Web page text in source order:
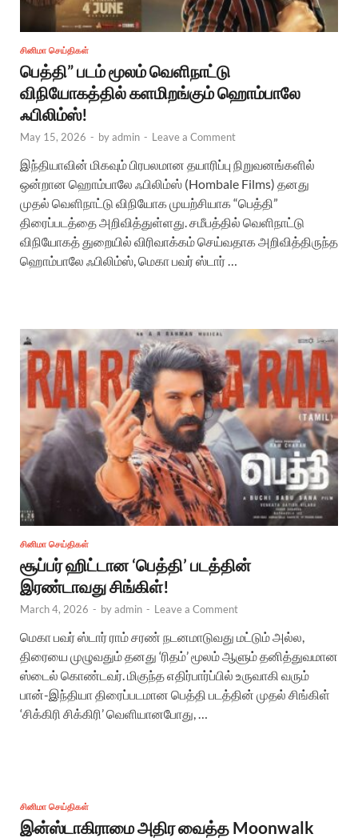
சினிமா செய்திகள்
பெத்தி” படம் மூலம் வெளிநாட்டு
விநியோகத்தில் களமிறங்கும் ஹொம்பாலே
ஃபிலிம்ஸ்!
May 15, 2026 - byadmin - Leave a Comment
இந்தியாவின் மிகவும் பிரபலமான தயாரிப்பு நிறுவனங்களில்
ஒன்றான ஹொம்பாலே ஃபிலிம்ஸ் (Hombale Films) தனது
முதல் வெளிநாட்டு விநியோக முயற்சியாக “பெத்தி”
திரைப்படத்தை அறிவித்துள்ளது. சமீபத்தில் வெளிநாட்டு
விநியோகத் துறையில் விரிவாக்கம் செய்வதாக அறிவித்திருந்த
ஹொம்பாலே ஃபிலிம்ஸ், மெகா பவர் ஸ்டார் …
சினிமா செய்திகள்
சூப்பர் ஹிட்டான ‘பெத்தி’ படத்தின்
இரண்டாவது சிங்கிள்!
March 4, 2026 - byadmin - Leave a Comment
மெகா பவர் ஸ்டார் ராம் சரண் நடனமாடுவது மட்டும் அல்ல,
திரையை முழுவதும் தனது ‘ரிதம்’ மூலம் ஆளும் தனித்துவமான
ஸ்டைல் கொண்டவர். மிகுந்த எதிர்பார்ப்பில் உருவாகி வரும்
பான்-இந்தியா திரைப்படமான பெத்தி படத்தின் முதல் சிங்கிள்
‘சிக்கிரி சிக்கிரி’ வெளியானபோது, …
சினிமா செய்திகள்
இன்ஸ்டாகிராமை அதிர வைத்த Moonwalk